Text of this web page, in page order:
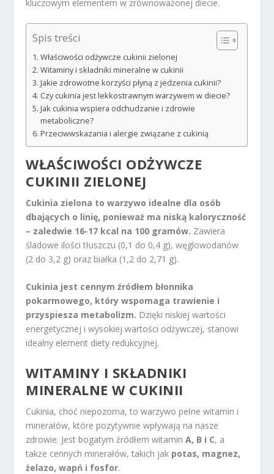
kluczowym elementem w zrównoważonej diecie.
Spis treści
Właściwości odżywcze cukinii zielonej
Witaminy i składniki mineralne w cukinii
Jakie zdrowotne korzyści płyną z jedzenia cukinii?
Czy cukinia jest lekkostrawnym warzywem w diecie?
Jak cukinia wspiera odchudzanie i zdrowie
metaboliczne?
Przeciwwskazania i alergie związane z cukinią
WŁAŚCIWOŚCI ODŻYWCZE
CUKINII ZIELONEJ
Cukinia zielona to warzywo idealne dla osób
dbających o linię, ponieważ ma niską kaloryczność
– zaledwie 16-17 kcal na 100 gramów. Zawiera
śladowe ilości tłuszczu (0,1 do 0,4 g), węglowodanów
(2 do 3,2 g) oraz białka (1,2 do 2,71 g).
Cukinia jest cennym źródłem błonnika
pokarmowego, który wspomaga trawienie i
przyspiesza metabolizm. Dzięki niskiej wartości
energetycznej i wysokiej wartości odżywczej, stanowi
idealny element diety redukcyjnej.
WITAMINY I SKŁADNIKI
MINERALNE W CUKINII
Cukinia, choć niepozorna, to warzywo pełne witamin i
minerałów, które pozytywnie wpływają na nasze
zdrowie. Jest bogatym źródłem witaminA, B i C, a
także cennych minerałów, takich jak potas, magnez,
żelazo, wapń i fosfor.